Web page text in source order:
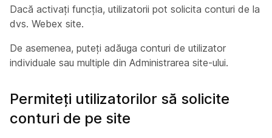
Dacă activați funcția, utilizatorii pot solicita conturi de la
dvs. Webex site.
De asemenea, puteți adăuga conturi de utilizator
individuale sau multiple din Administrarea site-ului.
Permiteți utilizatorilor să solicite
conturi de pe site